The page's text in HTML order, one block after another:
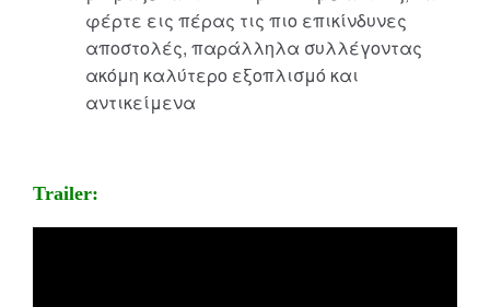
φέρτε εις πέρας τις πιο επικίνδυνες
αποστολές, παράλληλα συλλέγοντας
ακόμη καλύτερο εξοπλισμό και
αντικείμενα
Trailer: